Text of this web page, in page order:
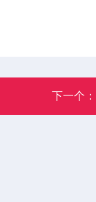
下一个：